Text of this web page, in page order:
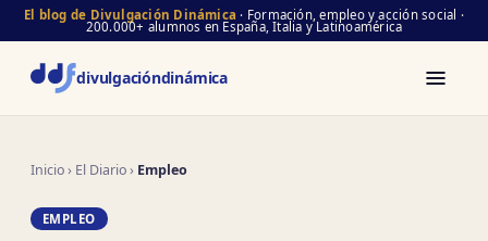
El blog de Divulgación Dinámica · Formación, empleo y acción social ·
200.000+ alumnos en España, Italia y Latinoamérica
divulgacióndinámica
Inicio› El Diario› Empleo
EMPLEO